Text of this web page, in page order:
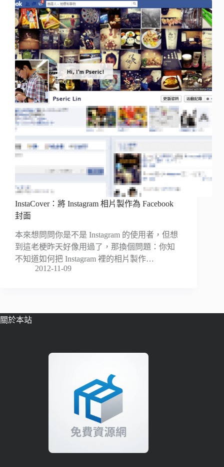
InstaCover：將 Instagram 相片製作為 Facebook
封面
本來想問問你是不是 Instagram 的使用者，但想
到這老梗昨天好像用過了，那換個問題：你知
不知道如何把 Instagram 裡的相片製作…
2012-11-09
關於本站